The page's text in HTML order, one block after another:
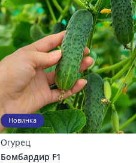
Новинка
Огурец
Бомбардир F1